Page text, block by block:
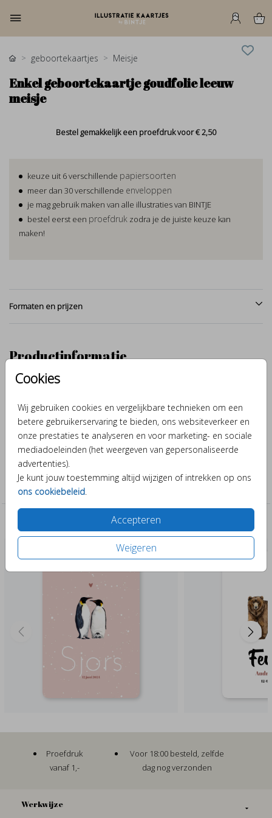
Cookies
Wij gebruiken cookies en vergelijkbare technieken om een
betere gebruikerservaring te bieden, ons websiteverkeer en
onze prestaties te analyseren en voor marketing- en sociale
mediadoeleinden (het weergeven van gepersonaliseerde
advertenties).
Je kunt jouw toestemming altijd wijzigen of intrekken op ons
ons cookiebeleid.
Accepteren
Weigeren
geboortekaartjes Meisje
Enkel geboortekaartje goudfolie leeuw
meisje
Bestel gemakkelijk een proefdruk voor€ 2,50
keuze uit 6 verschillende papiersoorten
meer dan 30 verschillende enveloppen
je mag gebruik maken van alle illustraties van BINTJE
bestel eerst een proefdruk zodra je de juiste keuze kan
maken!
Formaten en prijzen
Productinformatie
Omschrijving
Stoere leeuw, met de hand getekend en afgewerkt met aquarel.
Maak van dit geboortekaartje door verschillende kleuren en
lettertypes er je eigen ontwerp van.
Collectie
Past er leuk bij
Proefdruk
vanaf 1,-
Voor 18:00 besteld, zelfde
dag nog verzonden
Werkwijze